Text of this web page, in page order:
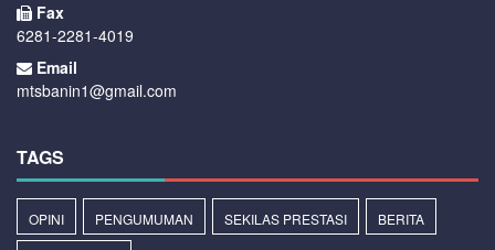
Fax
6281-2281-4019
Email
mtsbanin1@gmail.com
TAGS
OPINI PENGUMUMAN SEKILAS PRESTASI BERITA